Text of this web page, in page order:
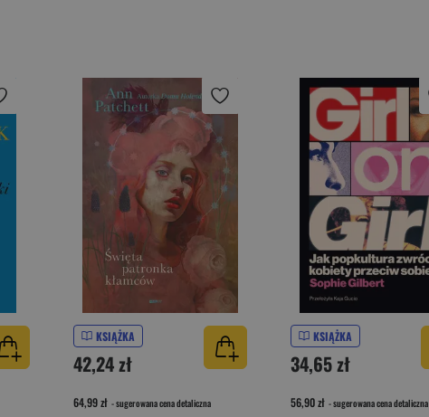
KSIĄŻKA
42,24 zł
64,99 zł - sugerowana cena detaliczna
KSIĄŻKA
34,65 zł
56,90 zł - sugerowana cena detaliczna